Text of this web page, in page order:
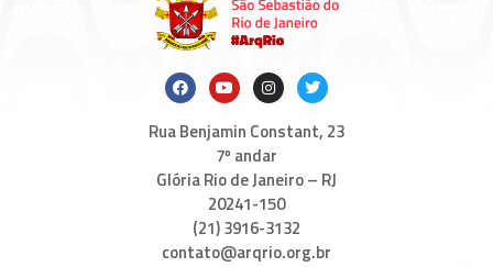
Rua Benjamin Constant, 23
7º andar
Glória Rio de Janeiro – RJ
20241-150
(21) 3916-3132
contato@arqrio.org.br